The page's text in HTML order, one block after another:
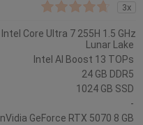
3x
Intel Core Ultra 7 255H 1.5 GHz
Lunar Lake
Intel AI Boost 13 TOPs
24 GB DDR5
1024 GB SSD
-
nVidia GeForce RTX 5070 8 GB